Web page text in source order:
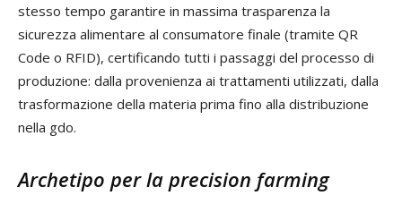
stesso tempo garantire in massima trasparenza la
sicurezza alimentare al consumatore finale (tramite QR
Code o RFID), certificando tutti i passaggi del processo di
produzione: dalla provenienza ai trattamenti utilizzati, dalla
trasformazione della materia prima fino alla distribuzione
nella gdo.
Archetipo per la precision farming